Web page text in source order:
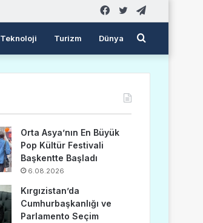
Twitter
Facebook
Teknoloji Turizm Dünya Arama
yap
Orta Asya’nın En Büyük
Pop Kültür Festivali
Başkentte Başladı
6.08.2026
Kırgızistan’da
Cumhurbaşkanlığı ve
Parlamento Seçim